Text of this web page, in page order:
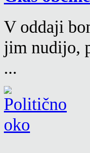
V oddaji
jim nudijo,
...